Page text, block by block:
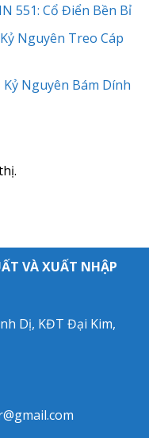
551: Cổ Điển Bền Bỉ
Nguyên Treo Cáp
Nguyên Bám Dính
VÀ XUẤT NHẬP
Dị, KĐT Đại Kim,